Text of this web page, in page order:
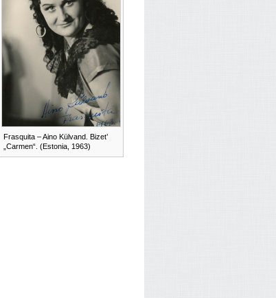
Frasquita – Aino Külvand. Bizet’
„Carmen“. (Estonia, 1963)